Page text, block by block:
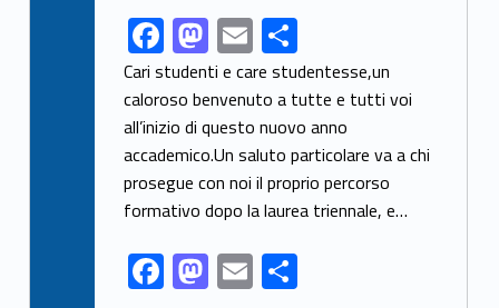
Link identifier share facebook archive #share-link-archive-31793F
ac
e
b
o
o
k
M
as
to
d
o
n
E
m
ai
l
C
o
n
di
vi
di
Cari studenti e care studentesse,un
caloroso benvenuto a tutte e tutti voi
all’inizio di questo nuovo anno
accademico.Un saluto particolare va a chi
prosegue con noi il proprio percorso
formativo dopo la laurea triennale, e…
F M E C